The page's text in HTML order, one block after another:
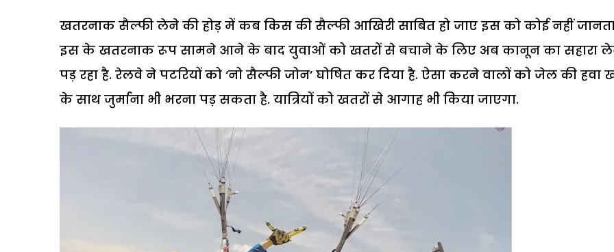
खतरनाक सैल्फी लेने की होड़ में कब किस की सैल्फी आखिरी साबित हो जाए इस को कोई नहीं
इस के खतरनाक रूप सामने आने के बाद युवाओं को खतरों से बचाने के लिए अब कानून का सहारा
पड़ रहा है. रेलवे ने पटरियों को ‘नो सैल्फी जोन’ घोषित कर दिया है. ऐसा करने वालों को जेल की हवा
के साथ जुर्माना भी भरना पड़ सकता है. यात्रियों को खतरों से आगाह भी किया जाएगा.